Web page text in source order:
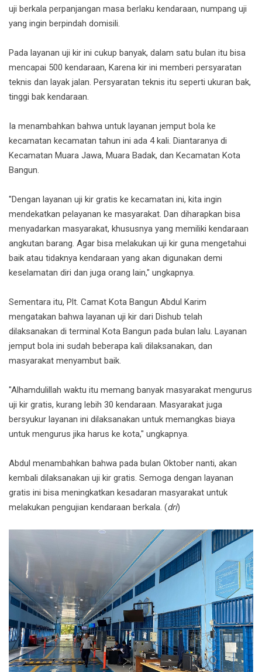
uji berkala perpanjangan masa berlaku kendaraan, numpang uji
yang ingin berpindah domisili.
Pada layanan uji kir ini cukup banyak, dalam satu bulan itu bisa
mencapai 500 kendaraan, Karena kir ini memberi persyaratan
teknis dan layak jalan. Persyaratan teknis itu seperti ukuran bak,
tinggi bak kendaraan.
Ia menambahkan bahwa untuk layanan jemput bola ke
kecamatan kecamatan tahun ini ada 4 kali. Diantaranya di
Kecamatan Muara Jawa, Muara Badak, dan Kecamatan Kota
Bangun.
"Dengan layanan uji kir gratis ke kecamatan ini, kita ingin
mendekatkan pelayanan ke masyarakat. Dan diharapkan bisa
menyadarkan masyarakat, khususnya yang memiliki kendaraan
angkutan barang. Agar bisa melakukan uji kir guna mengetahui
baik atau tidaknya kendaraan yang akan digunakan demi
keselamatan diri dan juga orang lain," ungkapnya.
Sementara itu, Plt. Camat Kota Bangun Abdul Karim
mengatakan bahwa layanan uji kir dari Dishub telah
dilaksanakan di terminal Kota Bangun pada bulan lalu. Layanan
jemput bola ini sudah beberapa kali dilaksanakan, dan
masyarakat menyambut baik.
"Alhamdulillah waktu itu memang banyak masyarakat mengurus
uji kir gratis, kurang lebih 30 kendaraan. Masyarakat juga
bersyukur layanan ini dilaksanakan untuk memangkas biaya
untuk mengurus jika harus ke kota," ungkapnya.
Abdul menambahkan bahwa pada bulan Oktober nanti, akan
kembali dilaksanakan uji kir gratis. Semoga dengan layanan
gratis ini bisa meningkatkan kesadaran masyarakat untuk
melakukan pengujian kendaraan berkala. (dri)